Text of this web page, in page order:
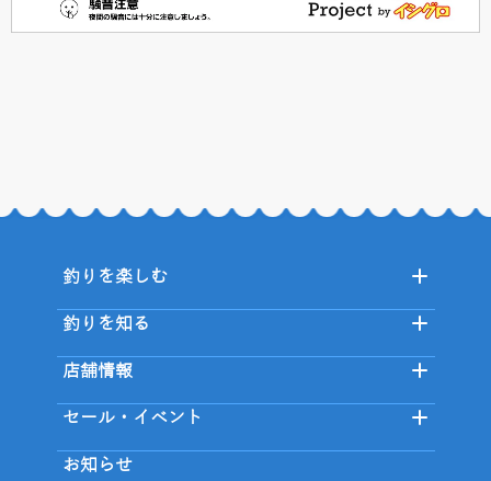
釣りを楽しむ
釣りを知る
店舗情報
セール・イベント
お知らせ